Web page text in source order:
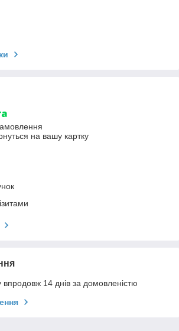
на вашу картку
14 днів за домовленістю